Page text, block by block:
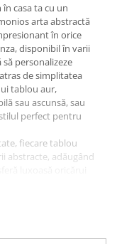
casa ta cu un
arta abstractă
în orice
disponibil în varii
personalizeze
de simplitatea
tablou aur,
sau ascunsă, sau
perfect pentru
fiecare tablou
abstracte, adăugând
nu doar o piesă de
ideal, capabil să